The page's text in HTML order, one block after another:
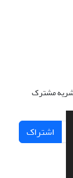
مشترک
اشتراک